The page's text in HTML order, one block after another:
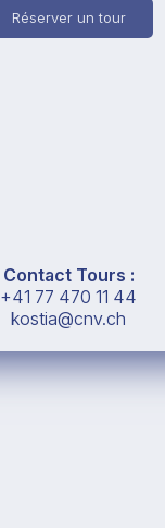
Réserver un tour
Contact Tours :
+41 77 470 11 44
kostia@cnv.ch